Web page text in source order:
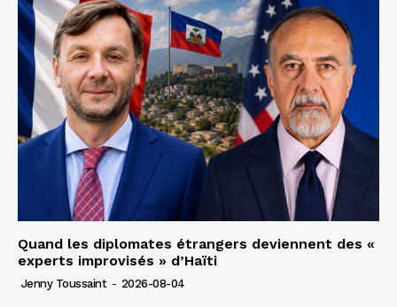
Quand les diplomates étrangers deviennent des «
experts improvisés » d’Haïti
Jenny Toussaint - 2026-08-04